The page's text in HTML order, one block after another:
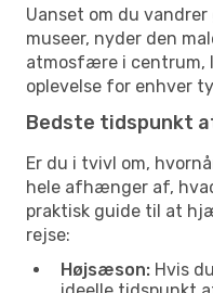
Uanset om du
museer, nyder den
atmosfære i centrum,
oplevelse for enhver
Bedste tidspunkt
Er du i tvivl om,
hele afhænger af,
praktisk guide til at
rejse:
Højsæson: Hvis